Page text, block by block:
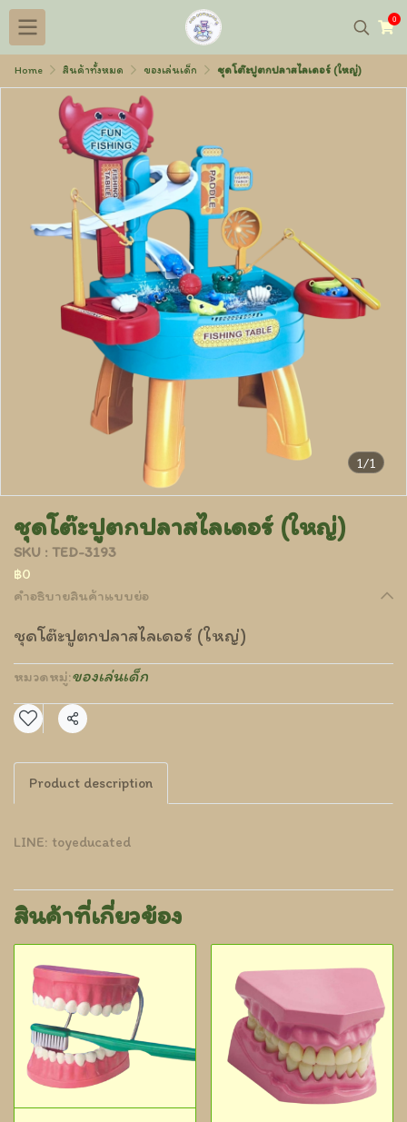
0
Home สินค้าทั้งหมด ของเล่นเด็ก ชุดโต๊ะปูตกปลาสไลเดอร์ (ใหญ่)
1/1
ชุดโต๊ะปูตกปลาสไลเดอร์ (ใหญ่)
SKU : TED-3193
฿0
คำอธิบายสินค้าแบบย่อ
ชุดโต๊ะปูตกปลาสไลเดอร์ (ใหญ่)
หมวดหมู่:ของเล่นเด็ก
แชร์
Product description
LINE: toyeducated
สินค้าที่เกี่ยวข้อง